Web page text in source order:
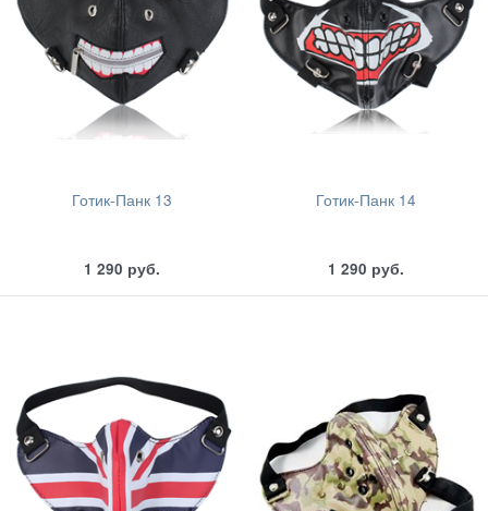
Готик-Панк 13
1 290 руб.
Готик-Панк 14
1 290 руб.